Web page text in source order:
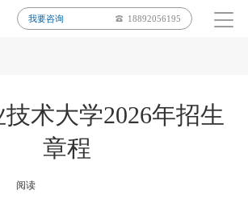
我要咨询 18892056195
术大学2026年招生
章程
阅读